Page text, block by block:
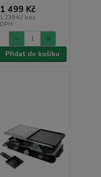
1 499 Kč
1 239 Kč bez
DPH
Přidat do košíku